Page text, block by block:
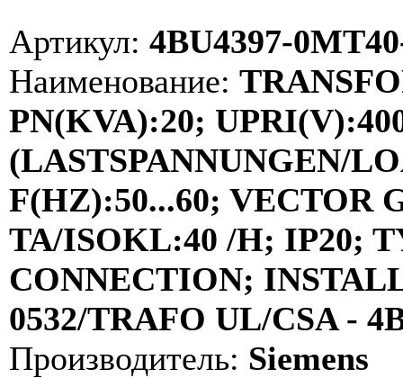
Артикул: 4BU4397-
Наименование:
PN(KVA):20;
(LASTSPANNUNGEN/
F(HZ):50...60; VECTOR
TA/ISOKL:40 /H; IP20;
CONNECTION;
0532/TRAFO UL/CSA -
Производитель: Siemens